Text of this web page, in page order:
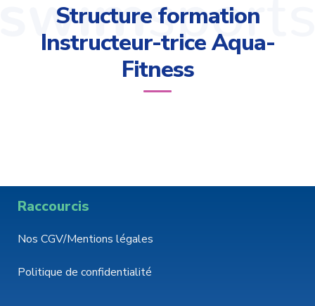
Structure formation
Instructeur-trice Aqua-
Fitness
Raccourcis
Nos CGV/Mentions légales
Politique de confidentialité